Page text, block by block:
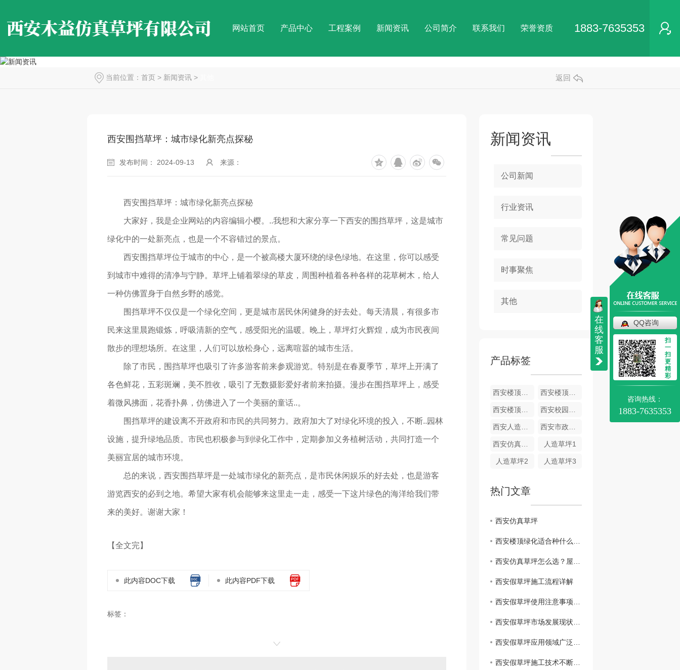
网站首页 产品中心 工程案例 新闻资讯 公司简介 联系我们 荣誉资质 1883-7635353
当前位置： 首页 > 新闻资讯 > 返回
西安围挡草坪：城市绿化新亮点探秘
发布时间： 2024-09-13 来源：
西安围挡草坪：城市绿化新亮点探秘
大家好，我是企业网站的内容编辑小樱。..我想和大家分享一下西安的围挡草坪，这是城市
绿化中的一处新亮点，也是一个不容错过的景点。
西安围挡草坪位于城市的中心，是一个被高楼大厦环绕的绿色绿地。在这里，你可以感受
到城市中难得的清净与宁静。草坪上铺着翠绿的草皮，周围种植着各种各样的花草树木，给人
一种仿佛置身于自然乡野的感觉。
围挡草坪不仅仅是一个绿化空间，更是城市居民休闲健身的好去处。每天清晨，有很多市
民来这里晨跑锻炼，呼吸清新的空气，感受阳光的温暖。晚上，草坪灯火辉煌，成为市民夜间
散步的理想场所。在这里，人们可以放松身心，远离喧嚣的城市生活。
除了市民，围挡草坪也吸引了许多游客前来参观游览。特别是在春夏季节，草坪上开满了
各色鲜花，五彩斑斓，美不胜收，吸引了无数摄影爱好者前来拍摄。漫步在围挡草坪上，感受
着微风拂面，花香扑鼻，仿佛进入了一个美丽的童话..。
围挡草坪的建设离不开政府和市民的共同努力。政府加大了对绿化环境的投入，不断..园林
设施，提升绿地品质。市民也积极参与到绿化工作中，定期参加义务植树活动，共同打造一个
美丽宜居的城市环境。
总的来说，西安围挡草坪是一处城市绿化的新亮点，是市民休闲娱乐的好去处，也是游客
游览西安的必到之地。希望大家有机会能够来这里走一走，感受一下这片绿色的海洋给我们带
来的美好。谢谢大家！
【全文完】
此内容DOC下载 此内容PDF下载
标签：
新闻资讯
公司新闻
行业资讯
常见问题
时事聚焦
其他
产品标签
西安楼顶绿化-木益仿真草坪 西安楼顶绿化-木益草坪
西安楼顶草坪 西安校园草坪
西安人造草坪施工 西安市政围挡草坪
西安仿真草坪批发 人造草坪1
人造草坪2 人造草坪3
热门文章
西安仿真草坪
西安楼顶绿化适合种什么？本地气候屋顶绿植搭配指南
西安仿真草坪怎么选？屋顶阳台人造草防晒耐磨安装要点全解析
西安假草坪施工流程详解
西安假草坪使用注意事项解析
西安假草坪市场发展现状分析
西安假草坪应用领域广泛，助力城市绿化建设
西安假草坪施工技术不断提升，质量有保障
在
线
客
服
QQ咨询
扫
一
扫
更
精
彩
咨询热线：
1883-7635353